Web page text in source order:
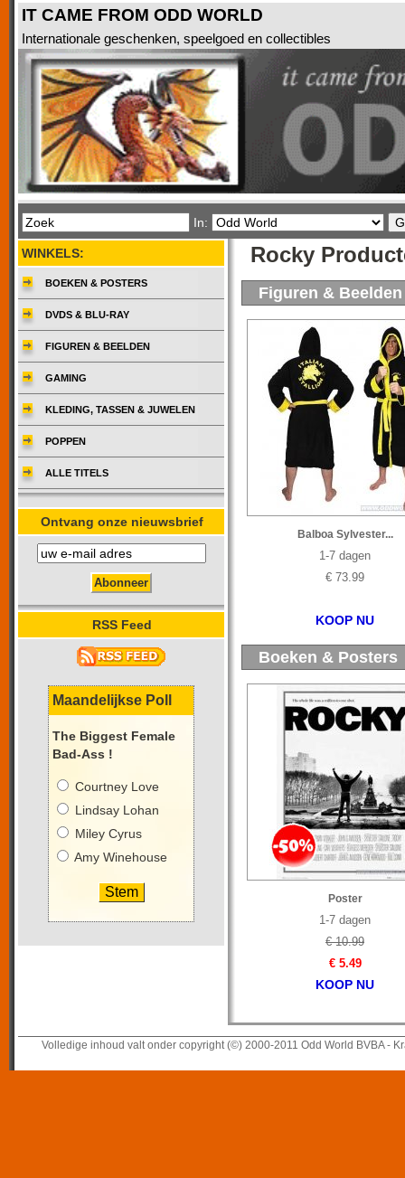
IT CAME FROM ODD WORLD
Internationale geschenken, speelgoed en collectibles
In:
Rocky
Figuren & Beelden
Balboa Sylvester...
1-7 dagen
€ 73.99
KOOP NU
Boeken & Posters
Poster
1-7 dagen
€ 10.99
€ 5.49
KOOP NU
WINKELS:
BOEKEN & POSTERS
DVDS & BLU-RAY
FIGUREN & BEELDEN
GAMING
KLEDING, TASSEN & JUWELEN
POPPEN
ALLE TITELS
Ontvang onze nieuwsbrief
RSS Feed
Maandelijkse Poll
The Biggest Female
Bad-Ass !
Courtney Love
Lindsay Lohan
Miley Cyrus
Amy Winehouse
Volledige inhoud valt onder copyright (©) 2000-2011 Odd World BVBA -